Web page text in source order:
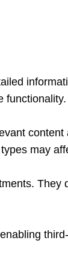
functionality.
may
They